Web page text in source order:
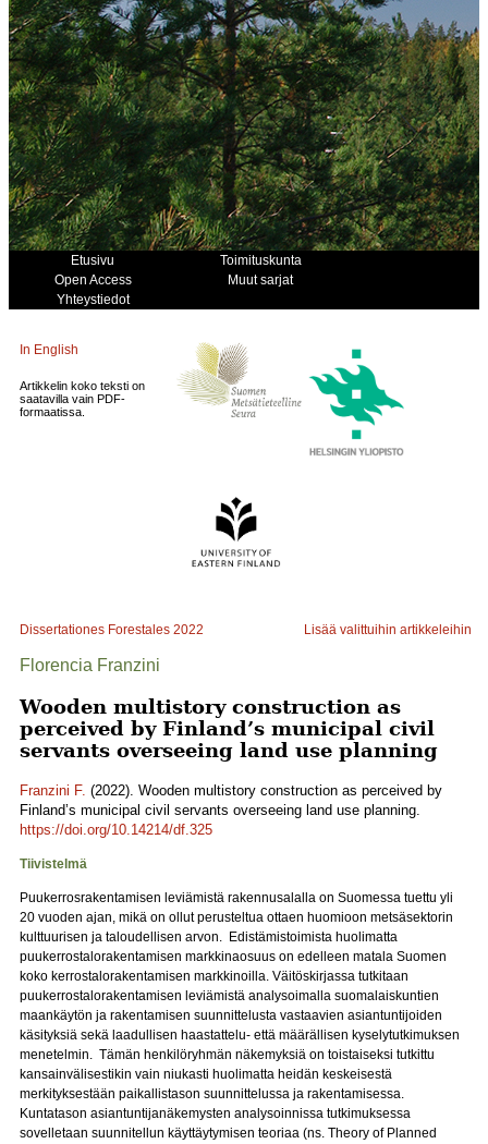
Etusivu
Toimituskunta
Open Access
Muut sarjat
Yhteystiedot
In English
Artikkelin koko teksti on
saatavilla vain PDF-
formaatissa.
Dissertationes Forestales 2022 Lisää valittuihin artikkeleihin
Florencia Franzini
Wooden multistory construction as
perceived by Finland’s municipal civil
servants overseeing land use planning
Franzini F. (2022). Wooden multistory construction as perceived by
Finland’s municipal civil servants overseeing land use planning.
https://doi.org/10.14214/df.325
Tiivistelmä
Puukerrosrakentamisen leviämistä rakennusalalla on Suomessa tuettu yli
20 vuoden ajan, mikä on ollut perusteltua ottaen huomioon metsäsektorin
kulttuurisen ja taloudellisen arvon. Edistämistoimista huolimatta
puukerrostalorakentamisen markkinaosuus on edelleen matala Suomen
koko kerrostalorakentamisen markkinoilla. Väitöskirjassa tutkitaan
puukerrostalorakentamisen leviämistä analysoimalla suomalaiskuntien
maankäytön ja rakentamisen suunnittelusta vastaavien asiantuntijoiden
käsityksiä sekä laadullisen haastattelu- että määrällisen kyselytutkimuksen
menetelmin. Tämän henkilöryhmän näkemyksiä on toistaiseksi tutkittu
kansainvälisestikin vain niukasti huolimatta heidän keskeisestä
merkityksestään paikallistason suunnittelussa ja rakentamisessa.
Kuntatason asiantuntijanäkemysten analysoinnissa tutkimuksessa
sovelletaan suunnitellun käyttäytymisen teoriaa (ns. Theory of Planned